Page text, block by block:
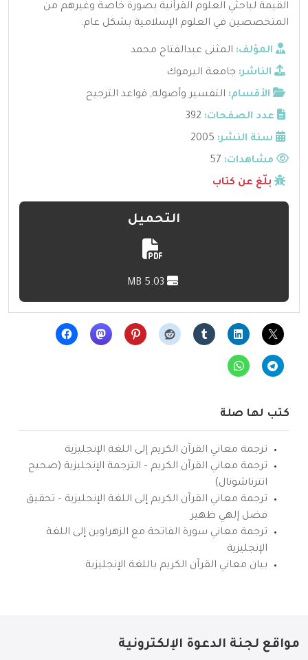
القيمة لباحثي العلوم القرآنية بصورة خاصة وغيرهم من
المتخصصين في العلوم الإسلامية بشكل عام.
المؤلف: المثنى عبدالفتاح محمد
الناشر: جامعة اليرموك
الأقسام: التفسير وأصوله, قواعد الترجيح
عدد الصفحات: 392
سنة النشر: 2005
مشاهدات:
بلّغ عن كتاب
التحميل
كتب لها صلة
ترجمة معاني القرآن الكريم إلى اللغة الإنجليزية
ترجمة معاني القرآن الكريم – الترجمة الإنجليزية (صحيح
انترناشونال)
ترجمة معاني القرآن الكريم إلى اللغة الإنجليزية – تحقيق
فضل إلهي ظهير
ترجمة معاني سورة الفاتحة مع الزهراوين إلى اللغة
الإنجليزية
بيان معاني القرآن الكريم باللغة الإنجليزية
مواقع لجنة الدعوة الإلكترونية